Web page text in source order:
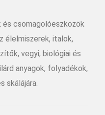
csomagolóeszközök
élelmiszerek, italok,
vegyi, biológiai és
anyagok, folyadékok,
skálájára.